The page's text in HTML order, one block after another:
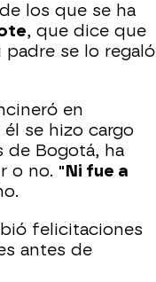
los que se ha
, que dice que
se lo regaló
en
se hizo cargo
de Bogotá, ha
o no. "Ni fue a
felicitaciones
antes de